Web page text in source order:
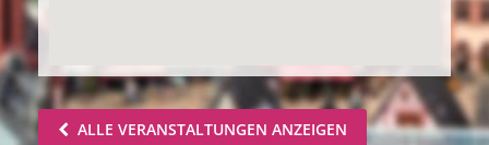
ALLE VERANSTALTUNGEN ANZEIGEN